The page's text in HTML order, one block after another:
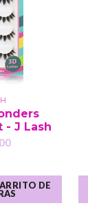
- J Lash
DE